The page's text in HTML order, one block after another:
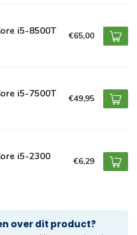
i5-8500T €65,00
i5-7500T €49,95
i5-2300 €6,29
over dit product?